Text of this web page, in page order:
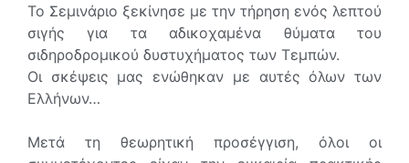
Το Σεμινάριο ξεκίνησε με την τήρηση ενός λεπτού
σιγής για τα αδικοχαμένα θύματα του
σιδηροδρομικού δυστυχήματος των Τεμπών.
Οι σκέψεις μας ενώθηκαν με αυτές όλων των
Ελλήνων…
Μετά τη θεωρητική προσέγγιση, όλοι οι